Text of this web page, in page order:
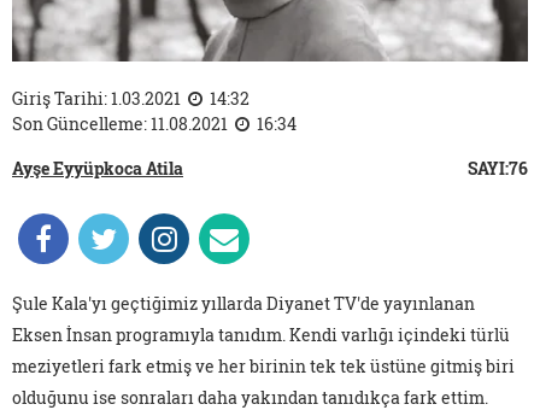
Giriş Tarihi: 1.03.2021
14:32
Son Güncelleme: 11.08.2021
16:34
Ayşe Eyyüpkoca Atila
SAYI:76
Şule Kala'yı geçtiğimiz yıllarda Diyanet TV'de yayınlanan
Eksen İnsan programıyla tanıdım. Kendi varlığı içindeki türlü
meziyetleri fark etmiş ve her birinin tek tek üstüne gitmiş biri
olduğunu ise sonraları daha yakından tanıdıkça fark ettim.